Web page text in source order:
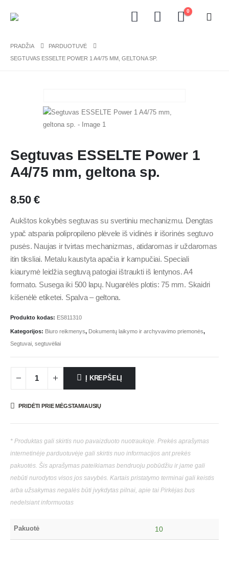
0
PRADŽIA
PARDUOTUVĖ
SEGTUVAS ESSELTE POWER 1 A4/75 MM, GELTONA SP.
Segtuvas ESSELTE Power 1
A4/75 mm, geltona sp.
8.50 €
Aukštos kokybės segtuvas su svertiniu mechanizmu. Dengtas
ypač atsparia polipropileno plėvele iš vidinės ir išorinės segtuvo
pusės. Naujas ir tvirtas mechanizmas, atidaromas ir uždaromas
itin tiksliai. Metalu kaustyta apačia ir kampučiai. Speciali
kiaurymė leidžia segtuvą patogiai ištraukti iš lentynos. A4
formato. Susega iki 500 lapų. Nugarėlės plotis: 75 mm. Skaidri
kišenėlė etiketei. Spalva – geltona.
Produkto kodas: ES811310
Kategorijos: Biuro reikmenys, Dokumentų laikymo ir archyvavimo priemonės,
Segtuvai, segtuvėliai
Į KREPŠELĮ
PRIDĖTI PRIE MĖGSTAMIAUSIŲ
* Produktas gali skirtis nuo pavaizduoto nuotraukoje. Prekės aprašymas
internetinėje parduotuvėje gali skirtis nuo informacijos ant prekės
pakuotės. Šis aprašymas pateikiamas bendruoju pobūdžiu ir jame gali
nebūti nurodytos visos jos savybės. Kartais pristatymo terminai gali keistis
arba užsakymas negalės būti įvykdytas pilnai, apie tai Pirkėjas bus
nedelsiant informuotas
Pakuotė 10